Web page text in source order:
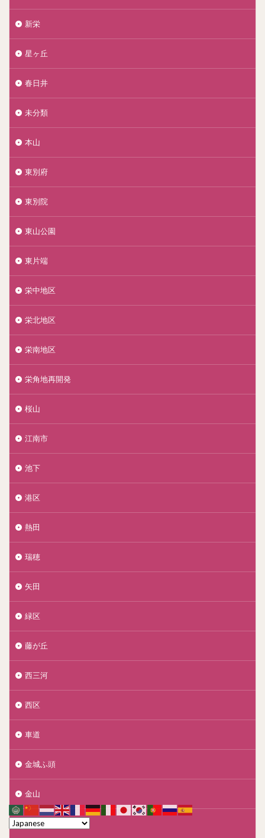
新栄
星ヶ丘
春日井
未分類
本山
東別府
東別院
東山公園
東片端
栄中地区
栄北地区
栄南地区
栄角地再開発
桜山
江南市
池下
港区
熱田
瑞穂
矢田
緑区
藤が丘
西三河
西区
車道
金城ふ頭
金山
長久手市